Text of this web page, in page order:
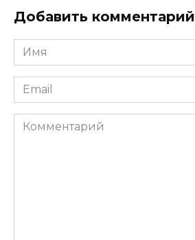
Добавить комментарий
Имя
Email
Комментарий